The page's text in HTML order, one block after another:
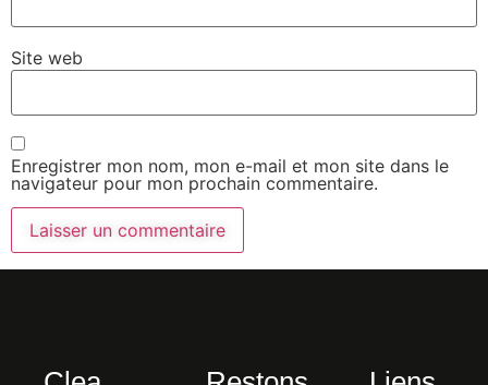
Site web
Enregistrer mon nom, mon e-mail et mon site dans le
navigateur pour mon prochain commentaire.